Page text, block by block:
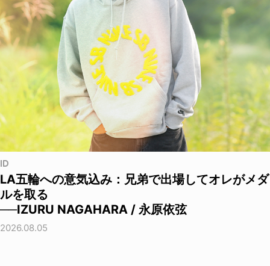
ID
LA五輪への意気込み：兄弟で出場してオレがメダ
ルを取る
──IZURU NAGAHARA / 永原依弦
2026.08.05